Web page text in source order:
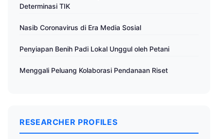
Determinasi TIK
Nasib Coronavirus di Era Media Sosial
Penyiapan Benih Padi Lokal Unggul oleh Petani
Menggali Peluang Kolaborasi Pendanaan Riset
RESEARCHER PROFILES